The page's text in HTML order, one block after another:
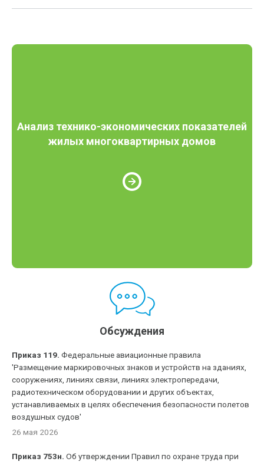
Анализ технико-экономических показателей
жилых многоквартирных домов
Обсуждения
Приказ 119. Федеральные авиационные правила
'Размещение маркировочных знаков и устройств на зданиях,
сооружениях, линиях связи, линиях электропередачи,
радиотехническом оборудовании и других объектах,
устанавливаемых в целях обеспечения безопасности полетов
воздушных судов'
26 мая 2026
Приказ 753н. Об утверждении Правил по охране труда при